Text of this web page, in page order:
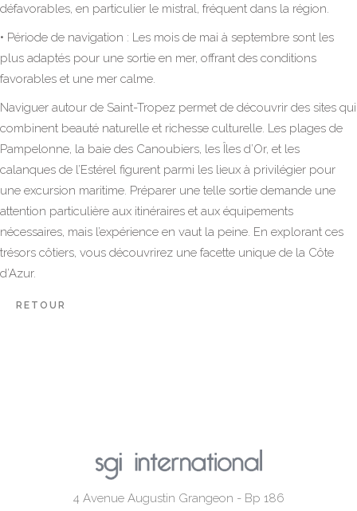
défavorables, en particulier le mistral, fréquent dans la région.
• Période de navigation : Les mois de mai à septembre sont les
plus adaptés pour une sortie en mer, offrant des conditions
favorables et une mer calme.
Naviguer autour de Saint-Tropez permet de découvrir des sites qui
combinent beauté naturelle et richesse culturelle. Les plages de
Pampelonne, la baie des Canoubiers, les Îles d’Or, et les
calanques de l’Estérel figurent parmi les lieux à privilégier pour
une excursion maritime. Préparer une telle sortie demande une
attention particulière aux itinéraires et aux équipements
nécessaires, mais l’expérience en vaut la peine. En explorant ces
trésors côtiers, vous découvrirez une facette unique de la Côte
d’Azur.
RETOUR
4 Avenue Augustin Grangeon - Bp 186